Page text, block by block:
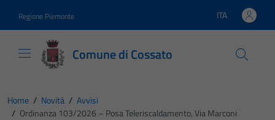
Regione Piemonte Lingua attiva:
ITA
Comune di Cossato
Home / Novità / Avvisi
/ Ordinanza 103/2026 – Posa Teleriscaldamento, Via Marconi